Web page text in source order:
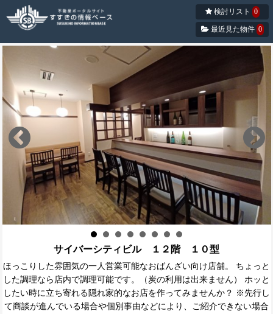
検討リスト 0
最近見た物件 0
サイバーシティビル １２階 １０型
ほっこりした雰囲気の一人営業可能なおばんざい向け店舗。 ちょっと
した調理なら店内で調理可能です。（炭の利用は出来ません） ホッと
したい時に立ち寄れる隠れ家的なお店を作ってみませんか？ ※先行し
て商談が進んでいる場合や個別事由などにより、ご紹介できない場合